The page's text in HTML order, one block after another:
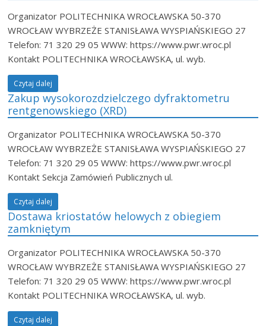
Organizator POLITECHNIKA WROCŁAWSKA 50-370
WROCŁAW WYBRZEŻE STANISŁAWA WYSPIAŃSKIEGO 27
Telefon: 71 320 29 05 WWW: https://www.pwr.wroc.pl
Kontakt POLITECHNIKA WROCŁAWSKA, ul. wyb.
Czytaj dalej
Zakup wysokorozdzielczego dyfraktometru
rentgenowskiego (XRD)
Organizator POLITECHNIKA WROCŁAWSKA 50-370
WROCŁAW WYBRZEŻE STANISŁAWA WYSPIAŃSKIEGO 27
Telefon: 71 320 29 05 WWW: https://www.pwr.wroc.pl
Kontakt Sekcja Zamówień Publicznych ul.
Czytaj dalej
Dostawa kriostatów helowych z obiegiem
zamkniętym
Organizator POLITECHNIKA WROCŁAWSKA 50-370
WROCŁAW WYBRZEŻE STANISŁAWA WYSPIAŃSKIEGO 27
Telefon: 71 320 29 05 WWW: https://www.pwr.wroc.pl
Kontakt POLITECHNIKA WROCŁAWSKA, ul. wyb.
Czytaj dalej